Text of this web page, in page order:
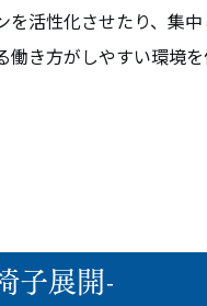
を活性化させたり、集中
働き方がしやすい環境を
子展開-